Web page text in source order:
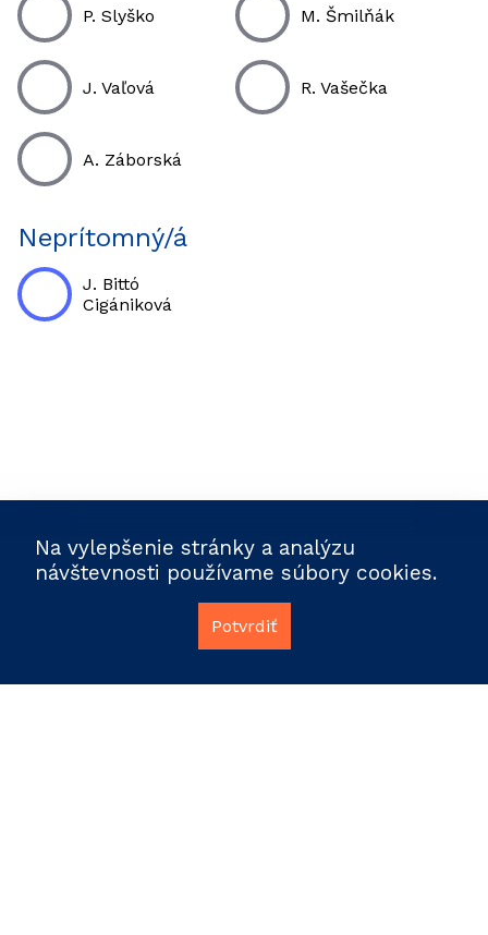
Na vylepšenie stránky a analýzu
návštevnosti používame súbory cookies.
Potvrdiť
P. Slyško M. Šmilňák
J. Vaľová R. Vašečka
A. Záborská
Neprítomný/á
J. Bittó
Cigániková